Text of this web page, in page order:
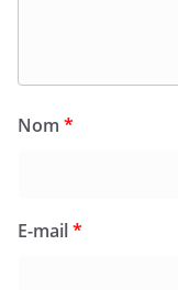
Nom *
E-mail*